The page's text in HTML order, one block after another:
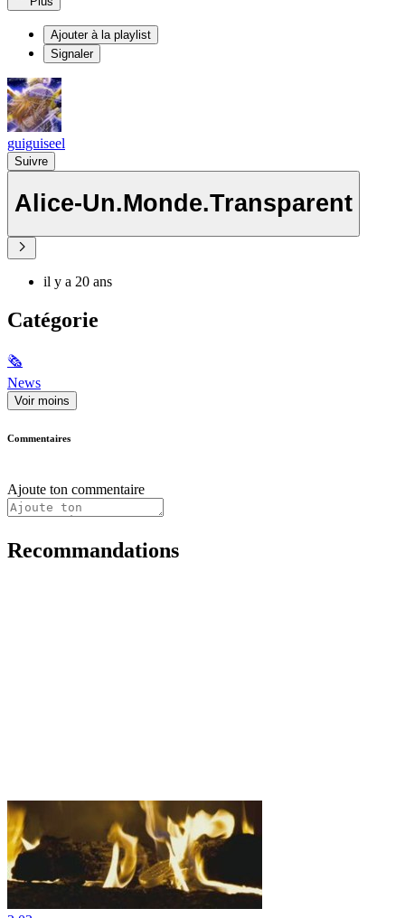
Ajouter à la playlist
Signaler
guiguiseel
Suivre
Alice-Un.Monde.Transparent
il y a 20 ans
Catégorie
🗞
News
Voir moins
Commentaires
Ajoute ton commentaire
Recommandations